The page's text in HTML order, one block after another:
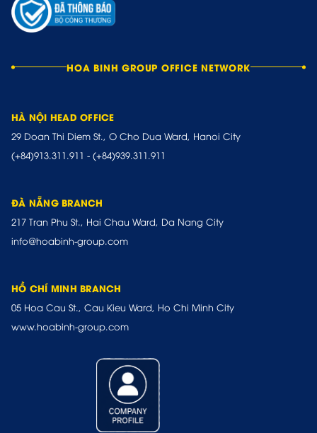
HOA BINH GROUP OFFICE NETWORK
HÀ NỘI HEAD OFFICE
29 Doan Thi Diem St., O Cho Dua Ward, Hanoi City
(+84)913.311.911 - (+84)939.311.911
ĐÀ NẴNG BRANCH
217 Tran Phu St., Hai Chau Ward, Da Nang City
info@hoabinh-group.com
HỒ CHÍ MINH BRANCH
05 Hoa Cau St., Cau Kieu Ward, Ho Chi Minh City
www.hoabinh-group.com